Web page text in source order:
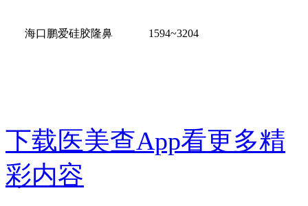
海口鹏爱硅胶隆鼻 1594~3204
下载医美查App看更多精
彩内容